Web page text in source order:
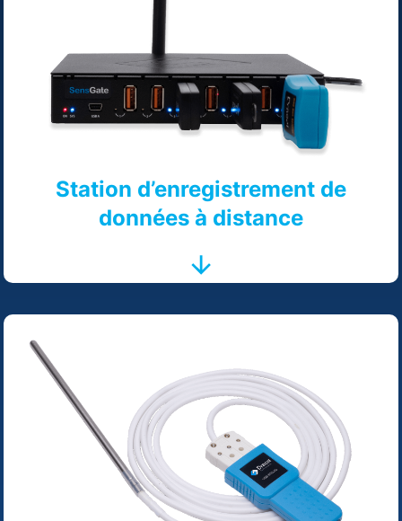
Station d’enregistrement de
données à distance